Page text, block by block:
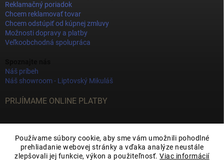
Používame súbory cookie, aby sme vám umožnili pohodlné
prehliadanie webovej stránky a vďaka analýze neustále
zlepšovali jej funkcie, výkon a použiteľnosť.Viac informácií
Reklamačný poriadok
Chcem reklamovať tovar
Chcem odstúpiť od kúpnej zmluvy
Možnosti dopravy a platby
Veľkoobchodná spolupráca
Náš príbeh
Náš showroom - Liptovský Mikuláš
PRIJÍMAME ONLINE PLATBY